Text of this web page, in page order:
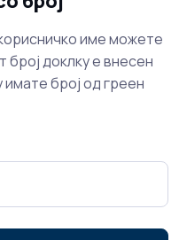
име можете
доклку е внесен
број од греен